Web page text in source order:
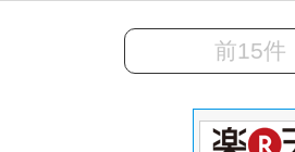
前15件